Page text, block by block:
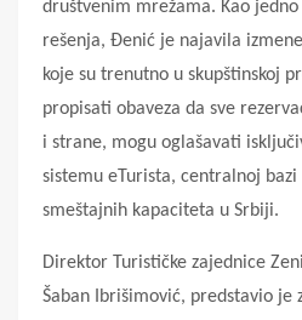
društvenim mrežama. Kao
rešenja, Đenić je najavila
koje su trenutno u skupštinskoj
propisati obaveza da sve
i strane, mogu oglašavati
sistemu eTurista, centralnoj
smeštajnih kapaciteta u Srbiji.
Direktor Turističke zajednice
Šaban Ibrišimović, predstavio je